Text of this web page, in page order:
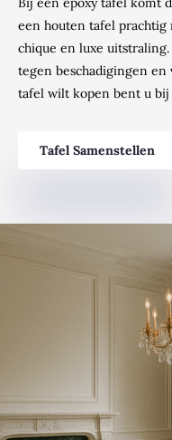
een houten tafel prachtig
chique en luxe
tegen beschadigingen
tafel wilt kopen bent u bij
Tafel Samenstellen